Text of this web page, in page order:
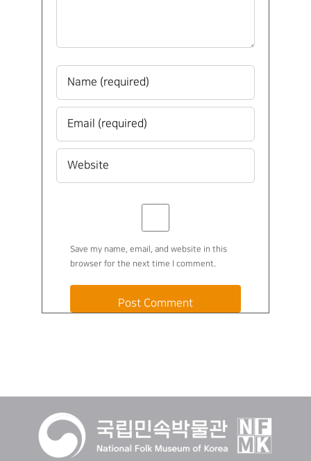
Save my name, email, and website in this
browser for the next time I comment.